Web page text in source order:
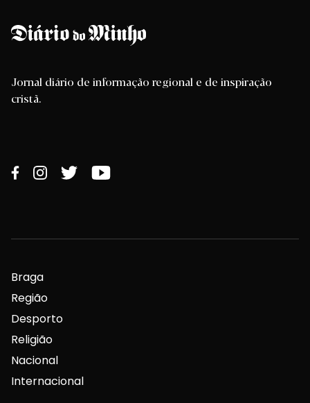
Jornal diário de informação regional e de inspiração
cristã.
Braga
Região
Desporto
Religião
Nacional
Internacional